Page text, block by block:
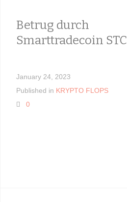
Betrug durch
Smarttradecoin STC
January 24, 2023
Published in KRYPTO FLOPS
0